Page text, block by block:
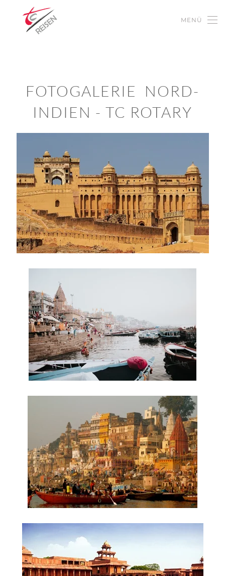
Zum Hauptinhalt springen
MENÜ
FOTOGALERIE NORD-
INDIEN - TC ROTARY